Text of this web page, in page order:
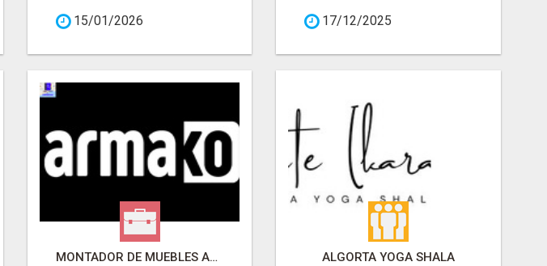
15/01/2026
17/12/2025
MONTADOR DE MUEBLES ARMAKO ALGORTA YOGA SHALA